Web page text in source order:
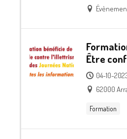
direction
Être
d’une
situation
04-10-
62000
Formation